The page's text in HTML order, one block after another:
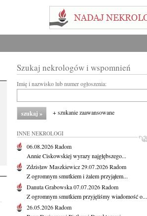
Szukaj nekrologów i wspomnień
Imię i nazwisko lub numer ogłoszenia:
+ szukanie zaawansowane
INNE NEKROLOGI
06.08.2026Radom
Annie Ciskowskiej wyrazy najgłębszego...
Zdzisław Maszkiewicz29.07.2026Radom
Z ogromnym smutkiem i żalem przyjąłem...
Danuta Grabowska07.07.2026Radom
Z ogromnym smutkiem przyjęliśmy wiadomość o...
26.05.2026Radom